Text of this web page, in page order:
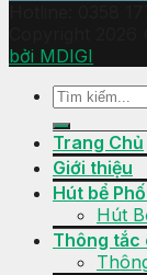
bởi MDIGI
Trang Chủ
Giới thiệu
Hút bể
Hút
Thông tắc